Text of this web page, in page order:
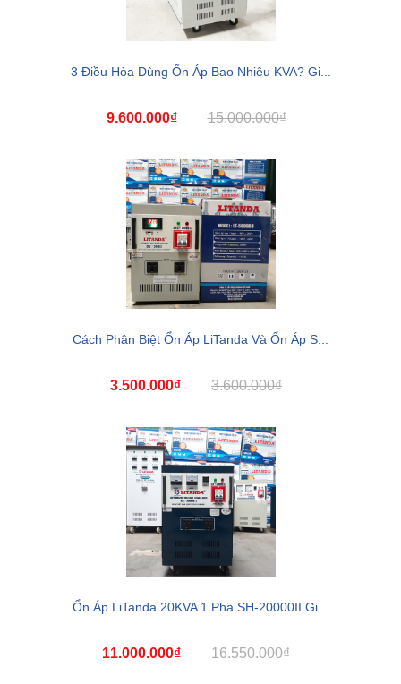
3 Điều Hòa Dùng Ổn Áp Bao Nhiêu KVA? Gi...
9.600.000₫ 15.000.000₫
Cách Phân Biệt Ổn Áp LiTanda Và Ổn Áp S...
3.500.000₫ 3.600.000₫
Ổn Áp LiTanda 20KVA 1 Pha SH-20000II Gi...
11.000.000₫ 16.550.000₫